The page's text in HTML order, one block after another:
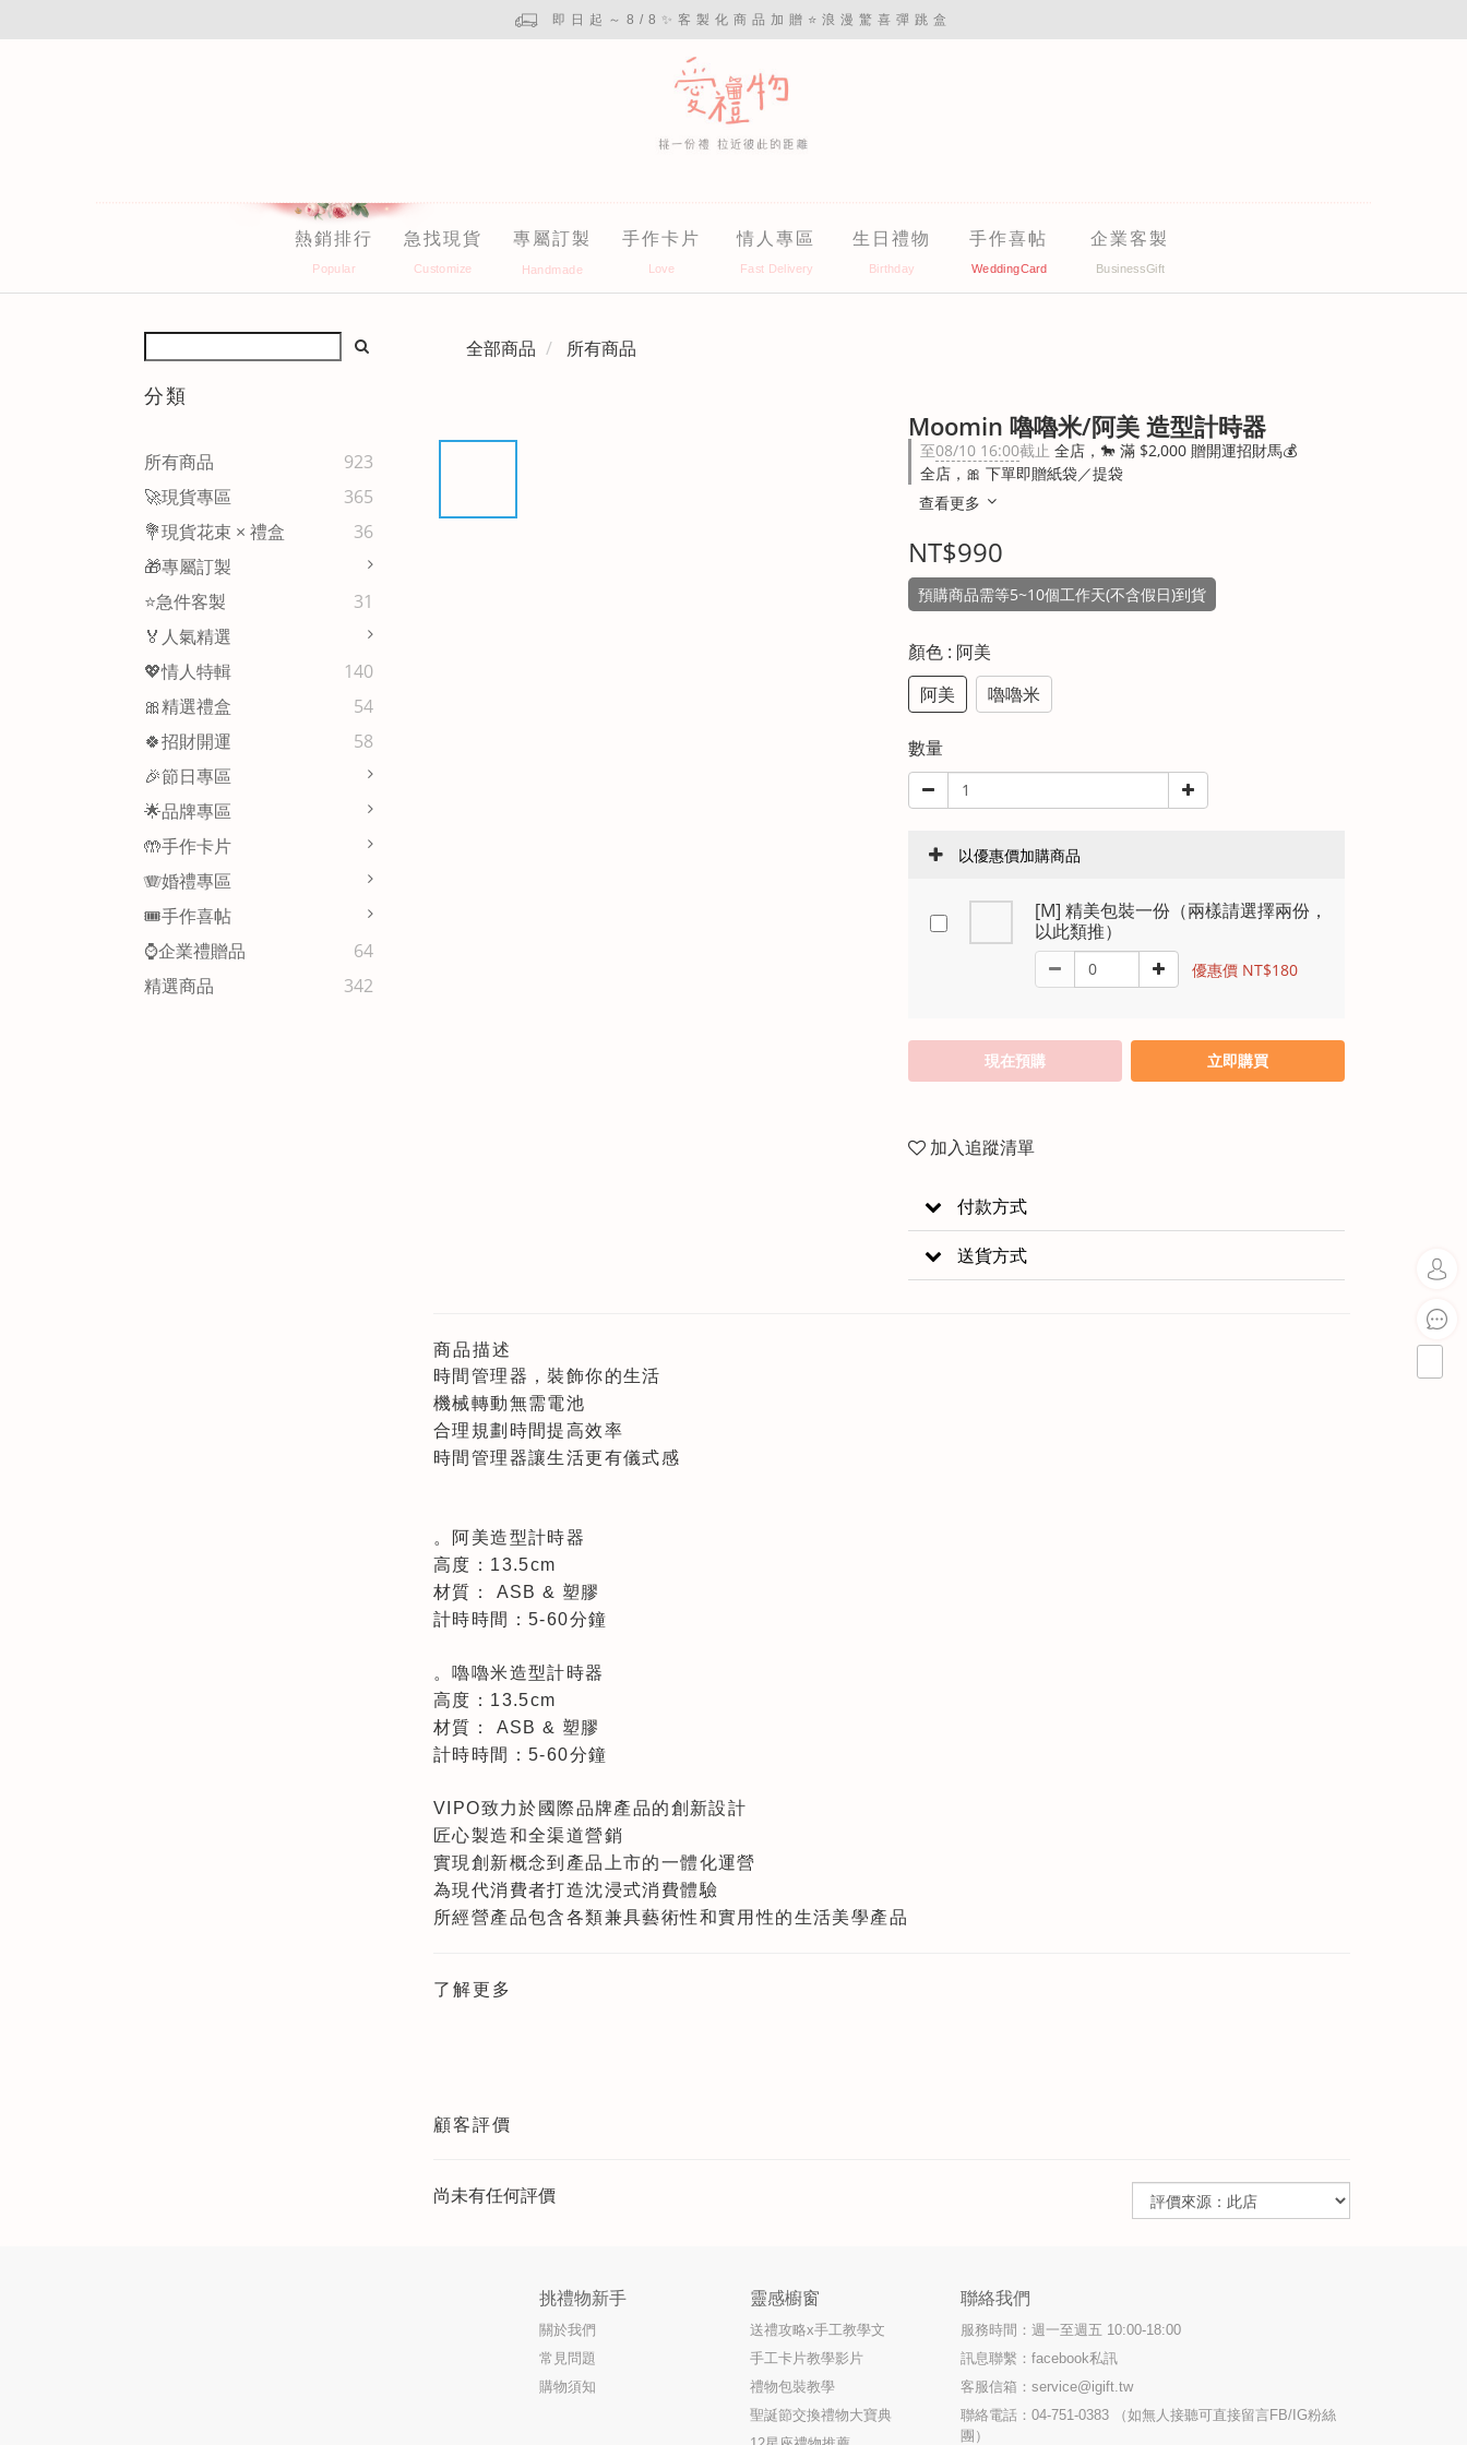
即日起～8/8✨客製化商品加贈⭐浪漫驚喜彈跳盒
熱銷排行 急找現貨 專屬訂製 手作卡片 情人專區 生日禮物 手作喜帖 企業客製
分類
所有商品
923
🚀現貨專區
365
💐現貨花束 × 禮盒
36
🎁專屬訂製
⭐急件客製
31
🏅人氣精選
💖情人特輯
140
🎀精選禮盒
54
🍀招財開運
58
🎉節日專區
🌟品牌專區
🤲手作卡片
🪗婚禮專區
🎟️手作喜帖
⌚企業禮贈品
64
精選商品
342
全部商品 所有商品
Moomin 嚕嚕米/阿美 造型計時器
至08/10 16:00截止 全店，🐎 滿 $2,000 贈開運招財馬💰
全店，🎀 下單即贈紙袋／提袋
查看更多
NT$990
預購商品需等5~10個工作天(不含假日)到貨
顏色 : 阿美
阿美
嚕嚕米
數量
以優惠價加購商品
[M] 精美包裝一份（兩樣請選擇兩份，
以此類推）
優惠價 NT$180
現在預購 立即購買
加入追蹤清單
付款方式
送貨方式
商品描述
時間管理器，裝飾你的生活
機械轉動無需電池
合理規劃時間提高效率
時間管理器讓生活更有儀式感
。阿美造型計時器
高度：13.5cm
材質： ASB & 塑膠
計時時間：5-60分鐘
。嚕嚕米造型計時器
高度：13.5cm
材質： ASB & 塑膠
計時時間：5-60分鐘
VIPO致力於國際品牌產品的創新設計
匠心製造和全渠道營銷
實現創新概念到產品上市的一體化運營
為現代消費者打造沈浸式消費體驗
所經營產品包含各類兼具藝術性和實用性的生活美學產品
了解更多
顧客評價
尚未有任何評價
挑禮物新手
關於我們
常見問題
購物須知
靈感櫥窗
送禮攻略x手工教學文
手工卡片教學影片
禮物包裝教學
聖誕節交換禮物大寶典
聯絡我們
服務時間：週一至週五 10:00-18:00
訊息聯繫：facebook私訊
客服信箱：service@igift.tw
聯絡電話：04-751-0383 （如無人接聽可直接留言FB/IG粉絲
團）